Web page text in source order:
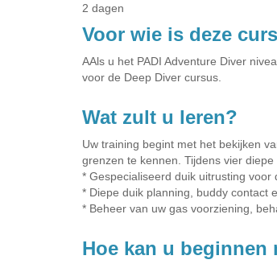
2 dagen
Voor wie is deze
AAls u het PADI Adventure Diver
voor de Deep Diver cursus.
Wat zult u leren?
Uw training begint met het bekijken
grenzen te kennen. Tijdens vier
* Gespecialiseerd duik uitrusting voor
* Diepe duik planning, buddy contact
* Beheer van uw gas voorziening,
Hoe kan u beginnen